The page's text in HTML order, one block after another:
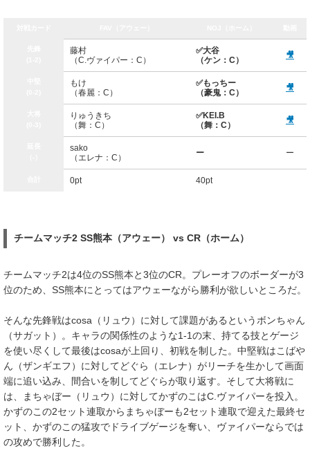
藤村
（C.ヴァイパー：C）
✅大谷
（ケン：C）
🎥
もけ
（春麗：C）
✅もっちー
（豪鬼：C）
🎥
りゅうきち
（舞：C）
✅KEI.B
（舞：C）
🎥
sako
（エレナ：C）
ー ー
0pt 40pt
チームマッチ2 SS熊本（アウェー） vs CR（ホーム）
チームマッチ2は4位のSS熊本と3位のCR。プレーオフのボーダーが3
位のため、SS熊本にとってはアウェーながら勝利が欲しいところだ。
そんな先鋒戦はcosa（リュウ）に対して課題があるというボンちゃん
（サガット）。キャラの関係性のような1-1の末、持てる技とゲージ
を使い尽くして最後はcosaが上回り、初戦を制した。中堅戦はこばや
ん（ザンギエフ）に対してどぐら（エレナ）がリーチを生かして画面
端に追い込み、間合いを制してどぐらが取り返す。そして大将戦に
は、まちゃぼー（リュウ）に対してかずのこはC.ヴァイパーを投入。
かずのこの2セット連取からまちゃぼーも2セット連取で迎えた最終セ
ット、かずのこの猛攻でドライブゲージを奪い、ヴァイパーならでは
の攻めで勝利した。